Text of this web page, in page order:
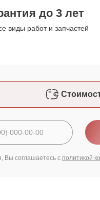
до 3 лет
виды работ и запчастей
Вы соглашаетесь с политикой